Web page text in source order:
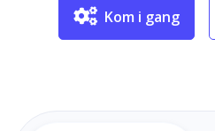
Kom i gang